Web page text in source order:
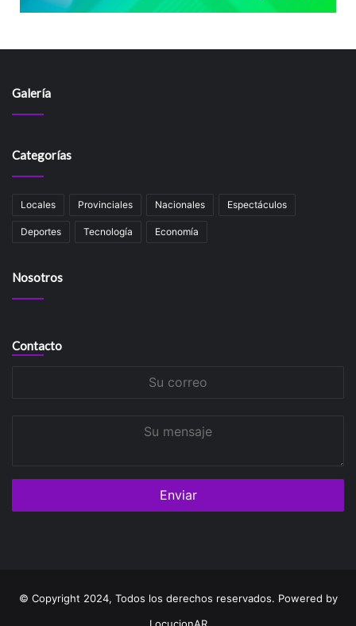
Galería
Categorías
Locales Provinciales Nacionales Espectáculos
Deportes Tecnología Economía
Nosotros
Contacto
© Copyright 2024, Todos los derechos reservados. Powered by